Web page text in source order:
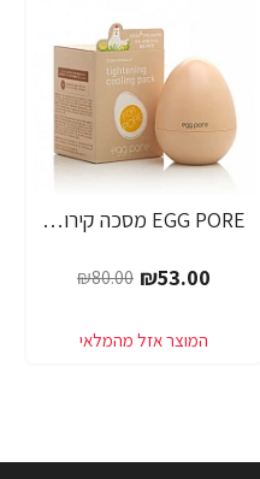
-34% EGG PORE מסכה קירור לכיווץ נקבוביות 30 גרם - מבית Tony Moly
₪53.00
₪80.00